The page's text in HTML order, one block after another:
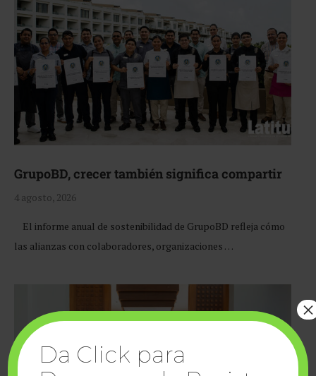
GrupoBD, crecer también significa compartir
4 agosto, 2026
El informe anual de sostenibilidad de GrupoBD refleja cómo
las alianzas con colaboradores, organizaciones …
Da Click para
×